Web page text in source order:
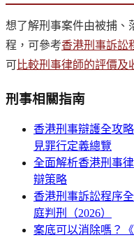
想了解刑事案件由被捕、
程，可參考香港刑事訴訟
可比較刑事律師的評價及
刑事相關指南
香港刑事辯護全攻
見罪行定義總覽
全面解析香港刑事
辯策略
香港刑事訴訟程序
庭判刑（2026）
案底可以消除嗎？